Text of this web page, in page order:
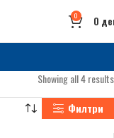
0 0
Showing all 4 results
Филтри